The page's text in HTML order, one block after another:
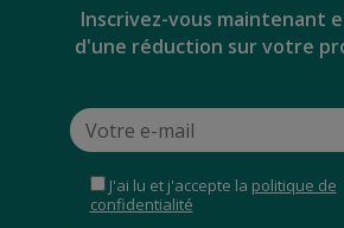
Inscrivez-vous maintenant
d'une réduction sur votre
J'ai lu et j'accepte la politique de
confidentialité